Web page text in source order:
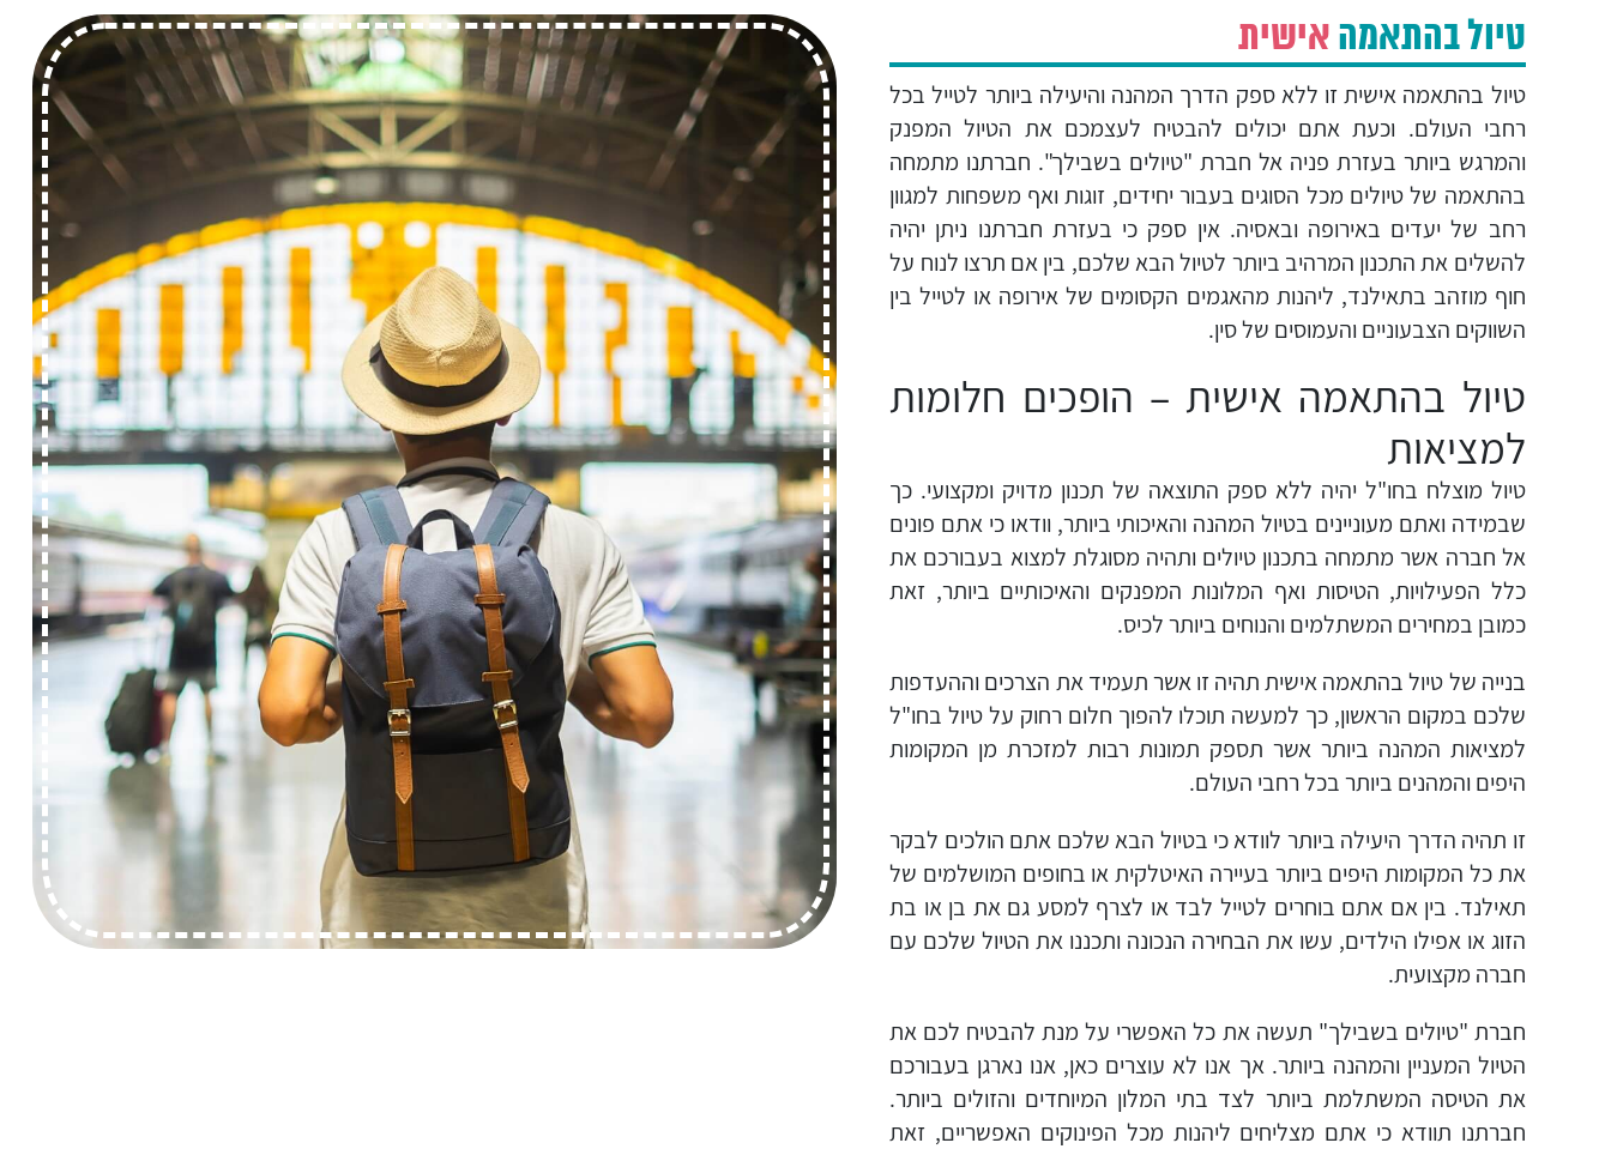
טיול בהתאמה אישית
טיול בהתאמה אישית זו ללא ספק הדרך המהנה והיעילה ביותר לטייל בכל
רחבי העולם. וכעת אתם יכולים להבטיח לעצמכם את הטיול המפנק
והמרגש ביותר בעזרת פניה אל חברת "טיולים בשבילך". חברתנו מתמחה
בהתאמה של טיולים מכל הסוגים בעבור יחידים, זוגות ואף משפחות למגוון
רחב של יעדים באירופה ובאסיה. אין ספק כי בעזרת חברתנו ניתן יהיה
להשלים את התכנון המרהיב ביותר לטיול הבא שלכם, בין אם תרצו לנוח על
חוף מוזהב בתאילנד, ליהנות מהאגמים הקסומים של אירופה או לטייל בין
השווקים הצבעוניים והעמוסים של סין.
טיול בהתאמה אישית – הופכים חלומות
למציאות
טיול מוצלח בחו"ל יהיה ללא ספק התוצאה של תכנון מדויק ומקצועי. כך
שבמידה ואתם מעוניינים בטיול המהנה והאיכותי ביותר, וודאו כי אתם פונים
אל חברה אשר מתמחה בתכנון טיולים ותהיה מסוגלת למצוא בעבורכם את
כלל הפעילויות, הטיסות ואף המלונות המפנקים והאיכותיים ביותר, זאת
כמובן במחירים המשתלמים והנוחים ביותר לכיס.
בנייה של טיול בהתאמה אישית תהיה זו אשר תעמיד את הצרכים וההעדפות
שלכם במקום הראשון, כך למעשה תוכלו להפוך חלום רחוק על טיול בחו"ל
למציאות המהנה ביותר אשר תספק תמונות רבות למזכרת מן המקומות
היפים והמהנים ביותר בכל רחבי העולם.
זו תהיה הדרך היעילה ביותר לוודא כי בטיול הבא שלכם אתם הולכים לבקר
את כל המקומות היפים ביותר בעיירה האיטלקית או בחופים המושלמים של
תאילנד. בין אם אתם בוחרים לטייל לבד או לצרף למסע גם את בן או בת
הזוג או אפילו הילדים, עשו את הבחירה הנכונה ותכננו את הטיול שלכם עם
חברה מקצועית.
חברת "טיולים בשבילך" תעשה את כל האפשרי על מנת להבטיח לכם את
הטיול המעניין והמהנה ביותר. אך אנו לא עוצרים כאן, אנו נארגן בעבורכם
את הטיסה המשתלמת ביותר לצד בתי המלון המיוחדים והזולים ביותר.
חברתנו תוודא כי אתם מצליחים ליהנות מכל הפינוקים האפשריים, זאת